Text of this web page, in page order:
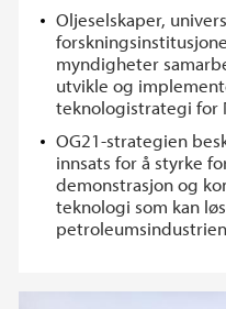
Oljeselskaper,
myndigheter
utvikle og
teknologistrategi for
OG21-strategien
innsats for å styrke
demonstrasjon og
teknologi som kan